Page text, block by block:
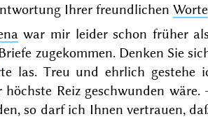
Ihrer freundlichen Worte
war mir leider schon früher
Briefe zugekommen. Denken Sie
las. Treu und ehrlich
höchste Reiz geschwunden
so darf ich Ihnen vertrauen,